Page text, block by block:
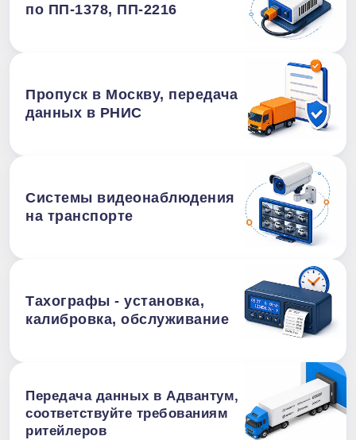
по ПП-1378, ПП-2216
Пропуск в Москву, передача
данных в РНИС
Системы видеонаблюдения
на транспорте
Тахографы - установка,
калибровка, обслуживание
Передача данных в Адвантум,
соответствуйте требованиям
ритейлеров